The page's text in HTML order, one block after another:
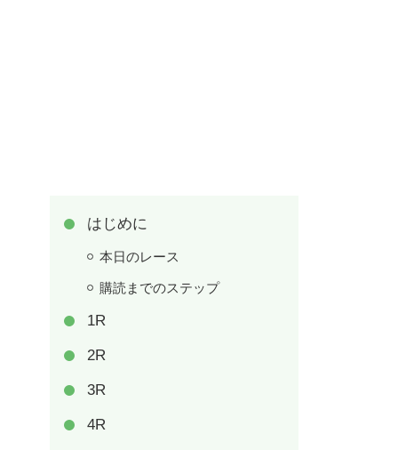
はじめに
本日のレース
購読までのステップ
1R
2R
3R
4R